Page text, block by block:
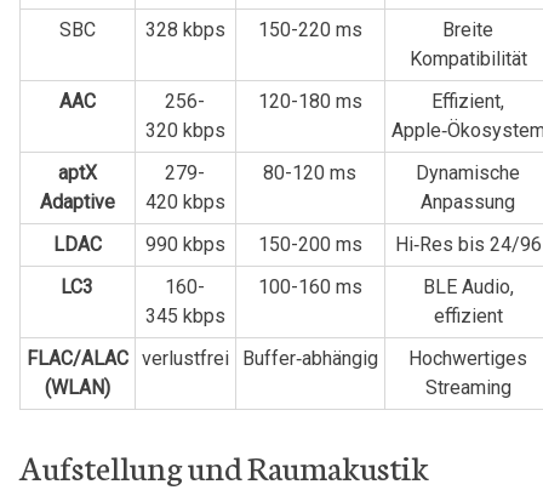
SBC 328 kbps 150-220 ms
Breite‍
Kompatibilität
AAC
256-
320 kbps
120-180 ms
Effizient,
aptX
Adaptive
279-
420 kbps
80-120 ms
Dynamische
Anpassung
LDAC
990 kbps 150-200 ms
Hi‑Res bis ​24/96
LC3
160-
345 kbps
100-160 ms
BLE Audio,
‌effizient
FLAC/ALAC
(WLAN)
verlustfrei Buffer‑abhängig
Hochwertiges
Streaming
Aufstellung⁣ und Raumakustik